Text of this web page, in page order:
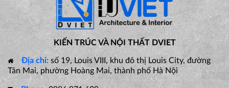
KIẾN TRÚC VÀ NỘI THẤT DVIET
Địa chỉ: số 19, Louis VIII, khu đô thị Louis City, đường
Tân Mai, phường Hoàng Mai, thành phố Hà Nội